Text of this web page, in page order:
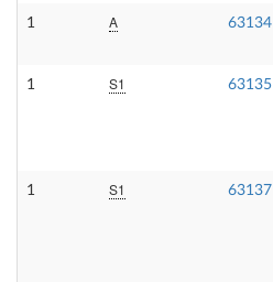
1 A 63134
1 S1 63135
1 S1 63137